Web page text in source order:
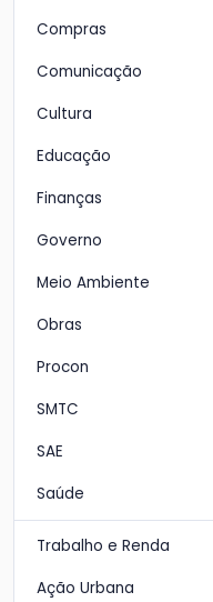
Compras
Comunicação
Cultura
Educação
Finanças
Governo
Meio Ambiente
Obras
Procon
SMTC
SAE
Saúde
Trabalho e Renda
Ação Urbana